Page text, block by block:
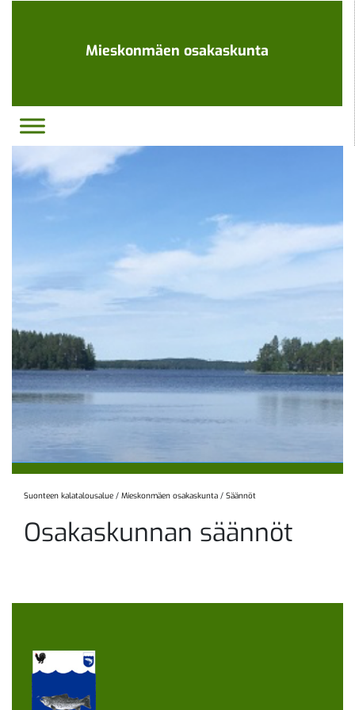
Mieskonmäen osakaskunta
Suonteen kalatalousalue / Mieskonmäen osakaskunta / Säännöt
Osakaskunnan säännöt